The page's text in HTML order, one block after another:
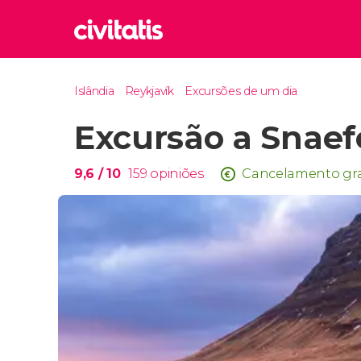
Reino
Turquia
Islândia Reykjavík Excursões de um dia
Excursão a
9,6 / 10 159 opiniões Cancelamento